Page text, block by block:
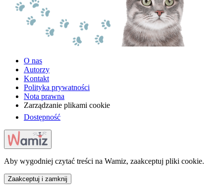
O nas
Autorzy
Kontakt
Polityka prywatności
Nota prawna
Zarządzanie plikami cookie
Dostępność
Aby wygodniej czytać treści na Wamiz, zaakceptuj pliki cookie.
Zaakceptuj i zamknij